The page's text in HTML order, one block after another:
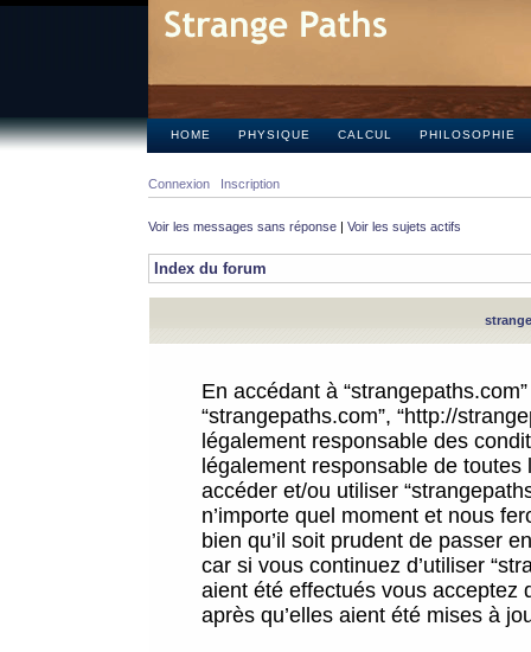
HOME PHYSIQUE CALCUL PHILOSOPHIE
Connexion Inscription
Voir les messages sans réponse | Voir les sujets actifs
Index du forum
En accédant à
“strangepaths.com”, “http://
légalement responsable des
légalement responsable de
accéder et/ou utiliser
n’importe quel moment et nous
bien qu’il soit prudent de passer
car si vous continuez d’utiliser
aient été effectués vous acceptez
après qu’elles aient été mises à